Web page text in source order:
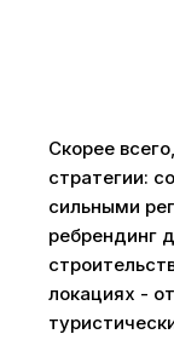
Скорее
стратегии:
сильными
ребрендинг
локациях -